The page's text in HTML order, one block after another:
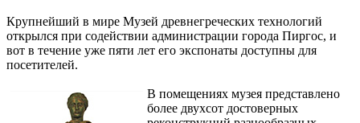
Крупнейший в мире Музей древнегреческих технологий
открылся при содействии администрации города Пиргос, и
вот в течение уже пяти лет его экспонаты доступны для
посетителей.
В помещениях музея представлено
более двухсот достоверных